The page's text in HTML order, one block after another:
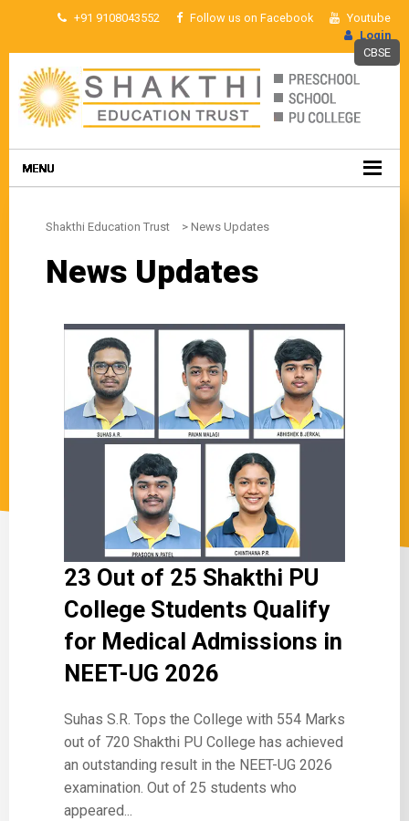
+91 9108043552 Follow us on Facebook
Youtube
Login
CBSE
Shakthi Education Trust > News Updates
News Updates
23 Out of 25 Shakthi PU
College Students Qualify
for Medical Admissions in
NEET-UG 2026
Suhas S.R. Tops the College with 554 Marks
out of 720 Shakthi PU College has achieved
an outstanding result in the NEET-UG 2026
examination. Out of 25 students who
appeared...